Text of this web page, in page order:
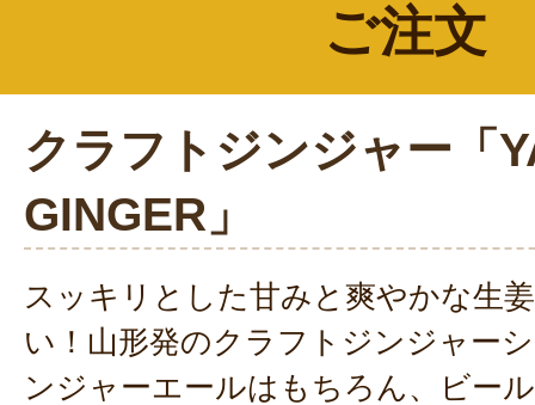
ご注文
クラフトジンジャー「
GINGER」
スッキリとした甘みと爽やかな生
い！山形発のクラフトジンジャー
ンジャーエールはもちろん、ビー